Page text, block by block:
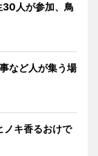
人が参加、鳥
など人が集う場
キ香るおけで